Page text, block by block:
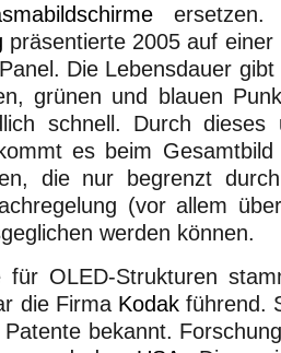
präsentierte 2005 auf
Die Lebensdauer
grünen und blauen
schnell. Durch dieses
es beim
die nur begrenzt
(vor allem
werden können.
für OLED-Strukturen
die Firma Kodakführend.
bekannt.